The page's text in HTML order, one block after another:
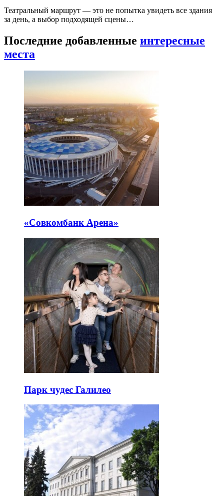
Театральный маршрут — это не попытка увидеть все здания
за день, а выбор подходящей сцены…
Последние добавленные интересные
места
«Совкомбанк Арена⁠»
Парк чудес Галилео